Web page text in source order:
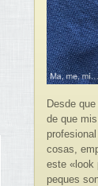
Desde
de que
cosas,
este «look
peques